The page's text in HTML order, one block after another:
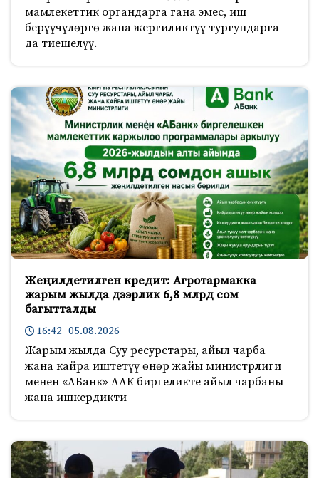
мамлекеттик органдарга гана эмес, иш
берүүчүлөргө жана жергиликтүү тургундарга
да тиешелүү.
Жеңилдетилген кредит: Агротармакка
жарым жылда дээрлик 6,8 млрд сом
багытталды
16:42 05.08.2026
Жарым жылда Суу ресурстары, айыл чарба
жана кайра иштетүү өнөр жайы министрлиги
менен «АБанк» ААК биргеликте айыл чарбаны
жана ишкердикти